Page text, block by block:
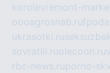
korolevremont-
oooagrosnab.ru
ukrasotki.ru
sovratili.ruolecoon.ru
rbc-news.ruporno-